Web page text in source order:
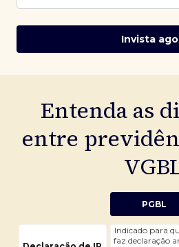
Invista
Entenda as
entre
PGBL
Indicado para
faz declaração